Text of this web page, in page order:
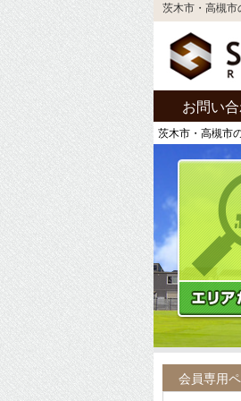
茨木市・高槻市
お問い
茨木市・高槻市
会員専用